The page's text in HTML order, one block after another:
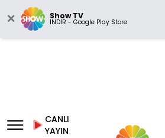
Show TV
İNDİR - Google Play Store
CANLI
YAYIN